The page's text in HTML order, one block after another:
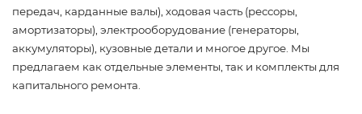
передач, карданные валы), ходовая часть (рессоры,
амортизаторы), электрооборудование (генераторы,
аккумуляторы), кузовные детали и многое другое. Мы
предлагаем как отдельные элементы, так и комплекты для
капитального ремонта.